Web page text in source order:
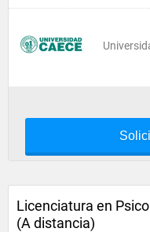
Licenciatura en
(A distancia)